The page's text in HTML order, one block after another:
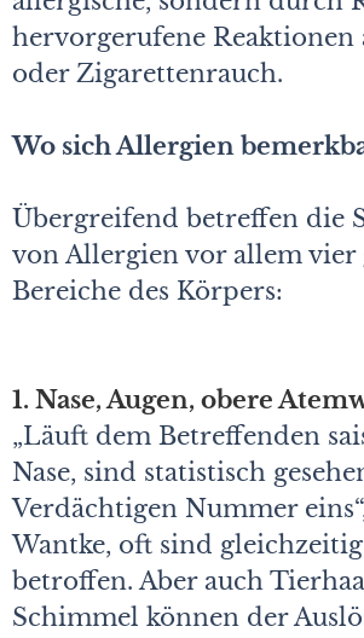
hervorgerufene Reaktionen
oder Zigarettenrauch.
Wo sich Allergien
Übergreifend betreffen die
von Allergien vor allem vier
Bereiche des Körpers:
1. Nase, Augen, obere
„Läuft dem Betreffenden
Nase, sind statistisch
Verdächtigen Nummer
Wantke, oft sind
betroffen. Aber auch
Schimmel können der